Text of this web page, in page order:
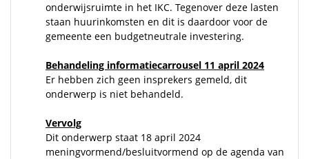
onderwijsruimte in het IKC. Tegenover deze lasten
staan huurinkomsten en dit is daardoor voor de
gemeente een budgetneutrale investering.
Behandeling informatiecarrousel 11 april 2024
Er hebben zich geen insprekers gemeld, dit
onderwerp is niet behandeld.
Vervolg
Dit onderwerp staat 18 april 2024
meningvormend/besluitvormend op de agenda van